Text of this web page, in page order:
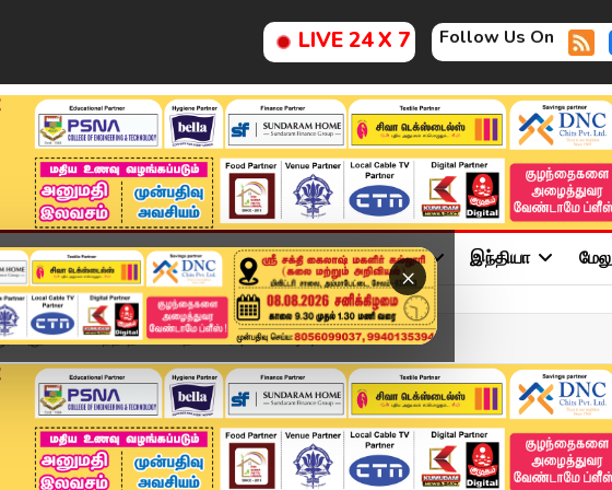
LIVE 24 X 7 Follow Us On
×
தமிழ்நாடு சினிமா அரசியல் விளையாட்டு இந்தியா
அலுவலகம் வந்த த.வெ.க தலைவர் | TVK Vijay...